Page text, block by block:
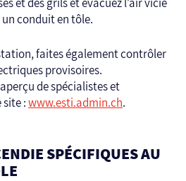
un conduit en tôle.
faites également contrôler
provisoires.
de spécialistes et
site :www.esti.admin.ch.
SPÉCIFIQUES AU